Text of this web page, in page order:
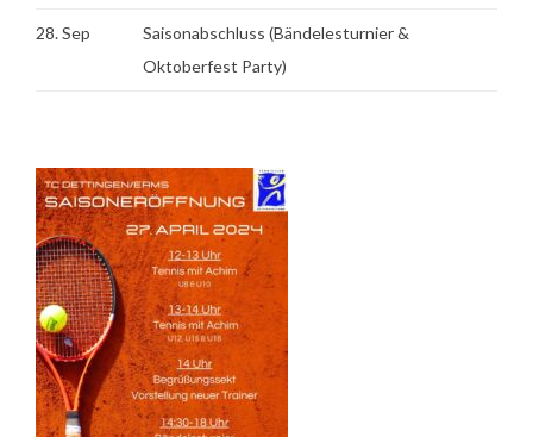
28. Sep
Saisonabschluss (Bändelesturnier &
Oktoberfest Party)